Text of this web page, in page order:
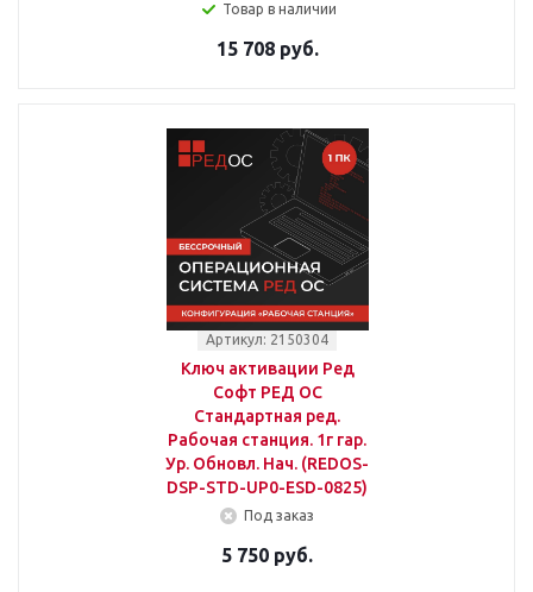
Товар в наличии
15 708 руб.
Артикул: 2150304
Ключ активации Ред
Софт РЕД ОС
Стандартная ред.
Рабочая станция. 1г гар.
Ур. Обновл. Нач. (REDOS-
DSP-STD-UP0-ESD-0825)
Под заказ
5 750 руб.